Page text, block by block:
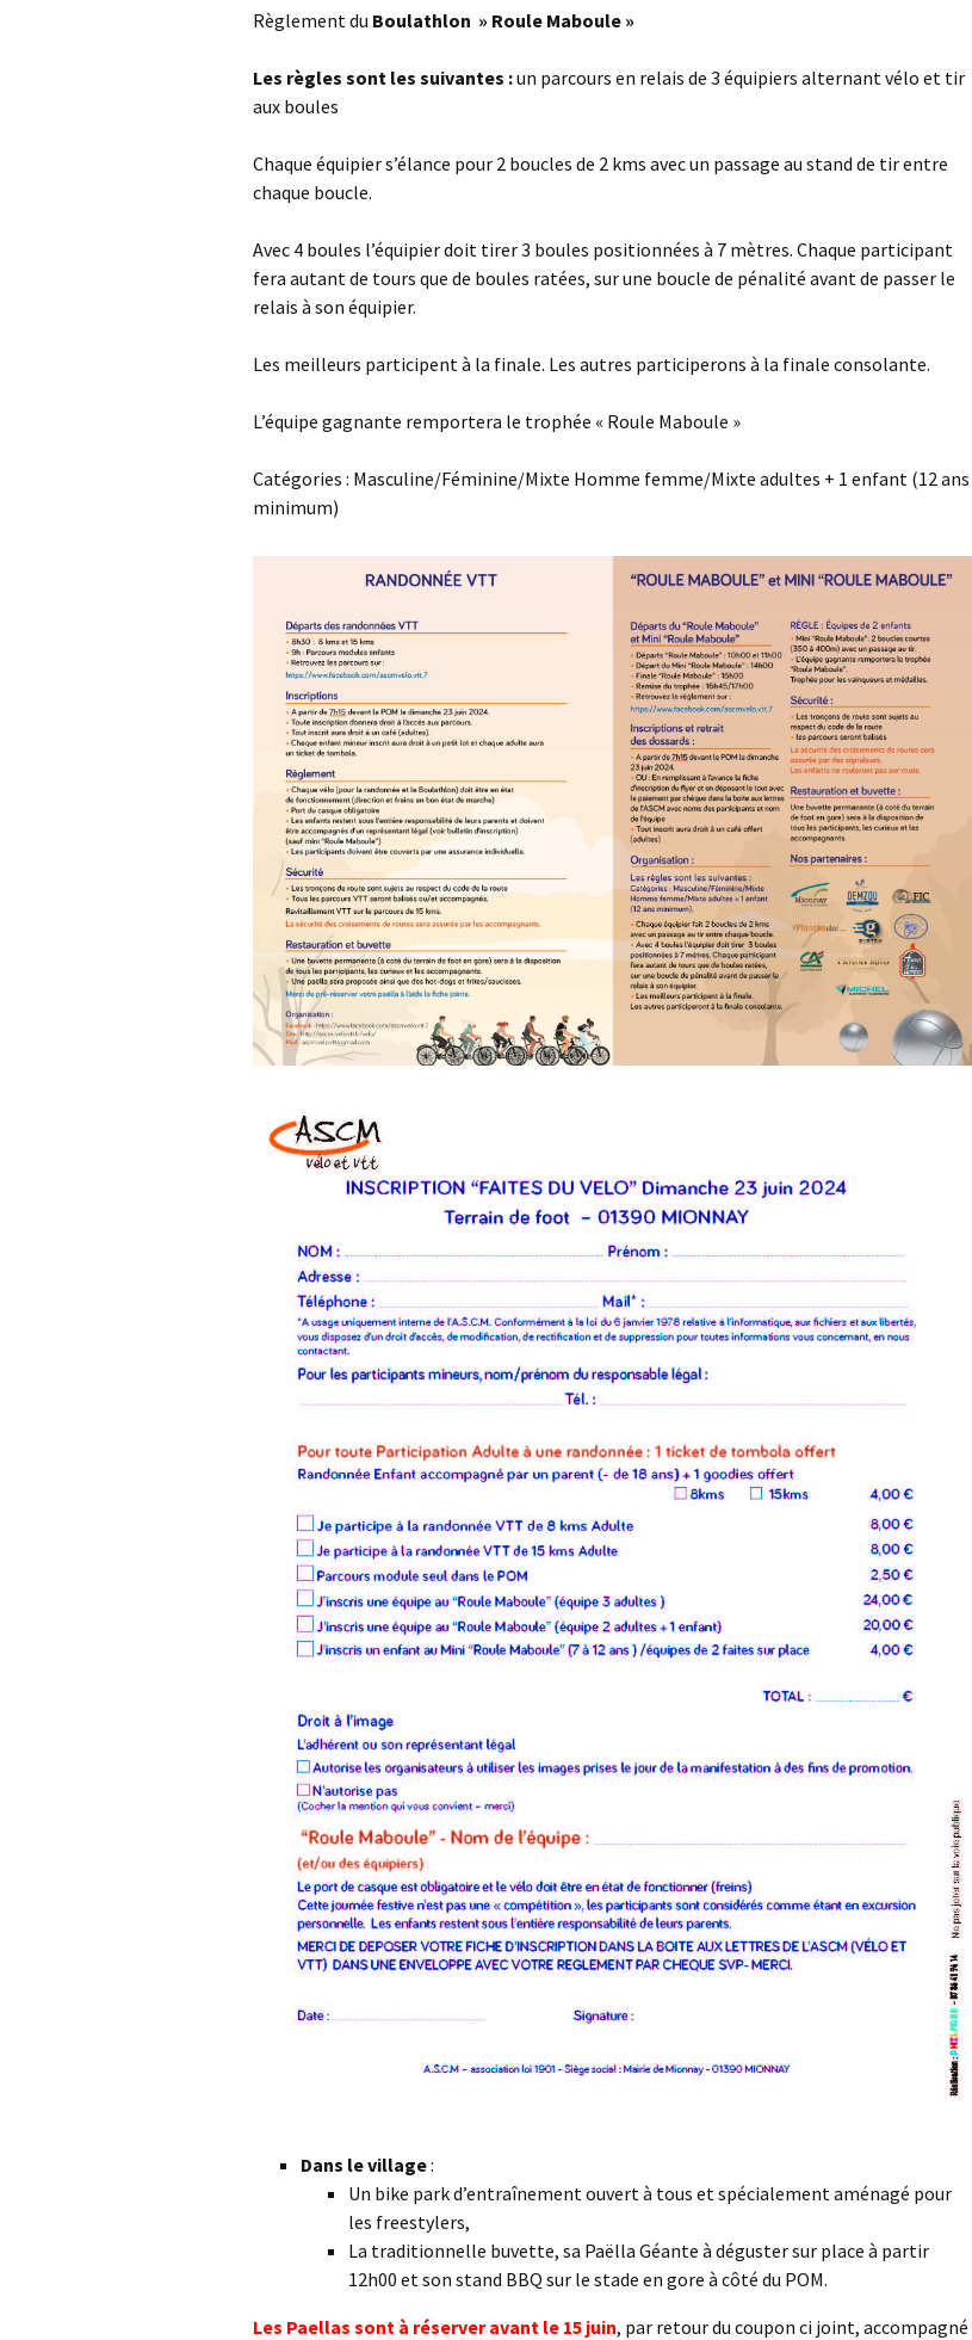
Règlement du Boulathlon » Roule Maboule »
Les règles sont les suivantes :un parcours en relais de 3 équipiers alternant vélo et tir
aux boules
Chaque équipier s’élance pour 2 boucles de 2 kms avec un passage au stand de tir entre
chaque boucle.
Avec 4 boules l’équipier doit tirer 3 boules positionnées à 7 mètres. Chaque participant
fera autant de tours que de boules ratées, sur une boucle de pénalité avant de passer le
relais à son équipier.
Les meilleurs participent à la finale. Les autres participerons à la finale consolante.
L’équipe gagnante remportera le trophée « Roule Maboule »
Catégories : Masculine/Féminine/Mixte Homme femme/Mixte adultes + 1 enfant (12 ans
minimum)
Dans le village:
Un bike park d’entraînement ouvert à tous et spécialement aménagé pour
les freestylers,
La traditionnelle buvette, sa Paëlla Géante à déguster sur place à partir
12h00 et son stand BBQ sur le stade en gore à côté du POM.
Les Paellas sont à réserver avant le 15 juin, par retour du coupon ci joint, accompagné